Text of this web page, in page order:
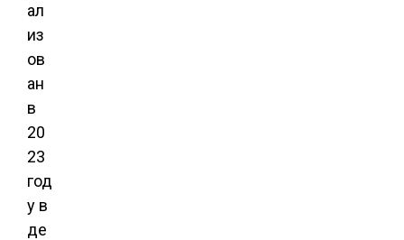
ал
из
ов
ан
в
20
23
год
у в
де